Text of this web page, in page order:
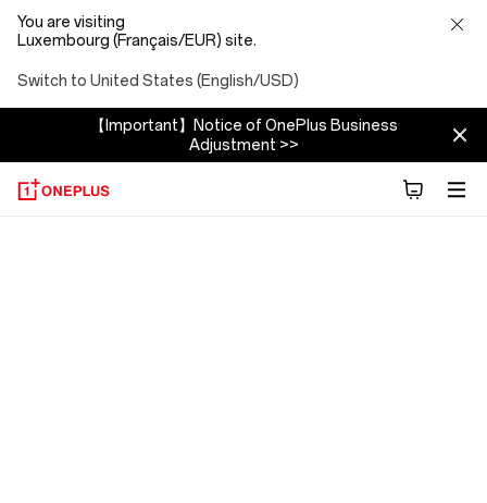
You are visiting
Luxembourg (Français/EUR) site.
Switch to United States (English/USD)
【Important】Notice of OnePlus Business
Adjustment >>